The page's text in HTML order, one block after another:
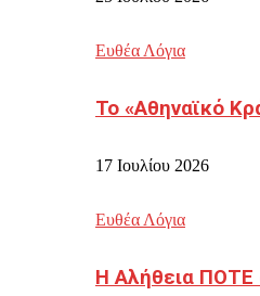
Ευθέα Λόγια
Το «Αθηναϊκό
17 Ιουλίου 2026
Ευθέα Λόγια
Η Αλήθεια ΠΟΤΕ